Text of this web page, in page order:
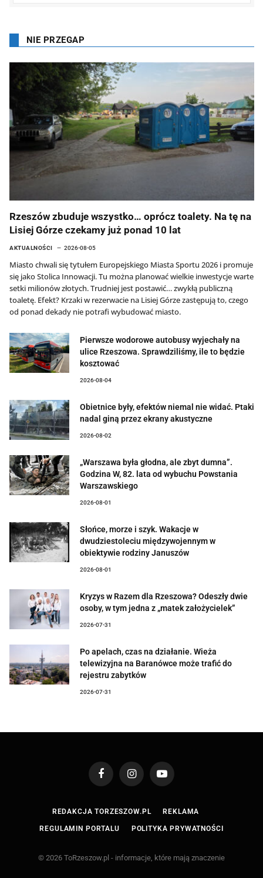
NIE PRZEGAP
Rzeszów zbuduje wszystko… oprócz toalety. Na tę na
Lisiej Górze czekamy już ponad 10 lat
AKTUALNOŚCI 2026-08-05
Miasto chwali się tytułem Europejskiego Miasta Sportu 2026 i promuje
się jako Stolica Innowacji. Tu można planować wielkie inwestycje warte
setki milionów złotych. Trudniej jest postawić… zwykłą publiczną
toaletę. Efekt? Krzaki w rezerwacie na Lisiej Górze zastępują to, czego
od ponad dekady nie potrafi wybudować miasto.
Pierwsze wodorowe autobusy wyjechały na
ulice Rzeszowa. Sprawdziliśmy, ile to będzie
kosztować
2026-08-04
Obietnice były, efektów niemal nie widać. Ptaki
nadal giną przez ekrany akustyczne
2026-08-02
„Warszawa była głodna, ale zbyt dumna”.
Godzina W, 82. lata od wybuchu Powstania
Warszawskiego
2026-08-01
Słońce, morze i szyk. Wakacje w
dwudziestoleciu międzywojennym w
obiektywie rodziny Januszów
2026-08-01
Kryzys w Razem dla Rzeszowa? Odeszły dwie
osoby, w tym jedna z „matek założycielek”
2026-07-31
Po apelach, czas na działanie. Wieża
telewizyjna na Baranówce może trafić do
rejestru zabytków
2026-07-31
FacebookInstagramYouTube
REDAKCJA TORZESZOW.PL REKLAMA
REGULAMIN PORTALU POLITYKA PRYWATNOŚCI
© 2026 ToRzeszow.pl - informacje, które mają znaczenie